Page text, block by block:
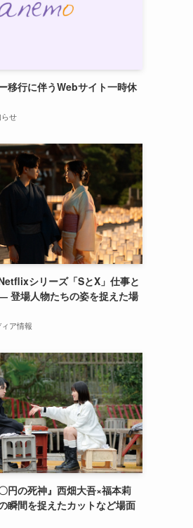
移行に伴うWebサイト一時休
せ
シリーズ「SとX」仕事と
登場人物たちの姿を捉えた場
ィア情報
円の死神』西畑大吾×福本莉
瞬間を捉えたカットなど場面